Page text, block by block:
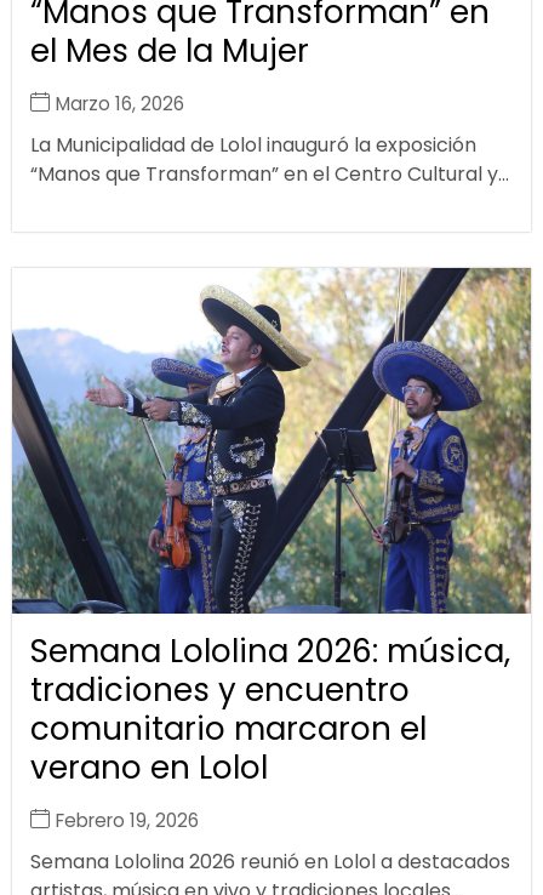
“Manos que Transforman” en
el Mes de la Mujer
Marzo 16, 2026
La Municipalidad de Lolol inauguró la exposición
“Manos que Transforman” en el Centro Cultural y...
Semana Lololina 2026: música,
tradiciones y encuentro
comunitario marcaron el
verano en Lolol
Febrero 19, 2026
Semana Lololina 2026 reunió en Lolol a destacados